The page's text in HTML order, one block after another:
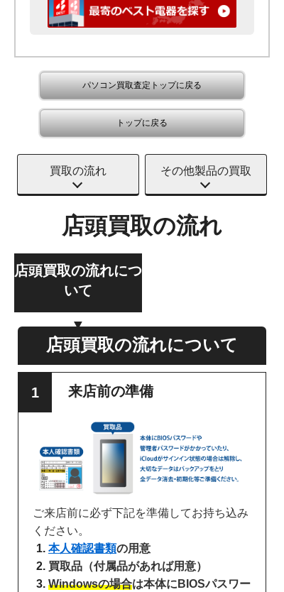
パソコン買取査定トップに戻る
トップに戻る
買取の流れ その他製品の買取
店頭買取の流れ
店頭買取の流れにつ
いて
店頭買取の流れについて
来店前の準備
ご来店前に必ず下記を準備してお持ち込み
ください。
本人確認書類の用意
買取品（付属品があれば用意）
Windowsの場合は本体にBIOSパスワー